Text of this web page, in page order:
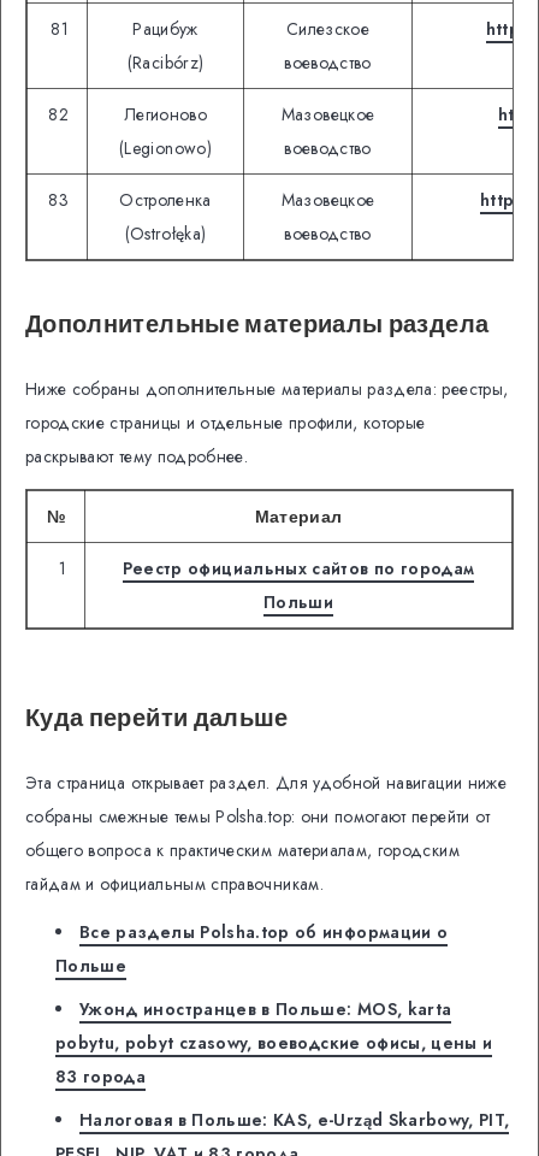
81
Рацибуж
(Racibórz)
Силезское
воеводство
82
Легионово
(Legionowo)
Мазовецкое
воеводство
83
Остроленка
(Ostrołęka)
Мазовецкое
воеводство
Дополнительные материалы раздела
Ниже собраны дополнительные материалы раздела: реестры,
городские страницы и отдельные профили, которые
раскрывают тему подробнее.
№ Материал
1
Реестр официальных сайтов по городам
Польши
Куда перейти дальше
Эта страница открывает раздел. Для удобной навигации ниже
собраны смежные темы Polsha.top: они помогают перейти от
общего вопроса к практическим материалам, городским
гайдам и официальным справочникам.
Все разделы Polsha.top об информации о
Польше
Ужонд иностранцев в Польше: MOS, karta
pobytu, pobyt czasowy, воеводские офисы, цены и
83 города
Налоговая в Польше: KAS, e-Urząd Skarbowy, PIT,